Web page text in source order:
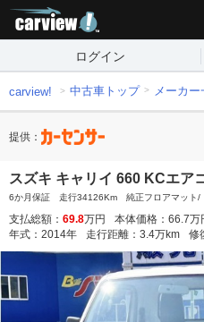
ログイン
carview! 中古車トップ メーカー
提供：
スズキ キャリイ 660 KCエア
6か月保証 走行34126Km 純正フロアマット/
支払総額： 69.8万円 本体価格： 66.7万
年式： 2014年 走行距離： 3.4万km 修